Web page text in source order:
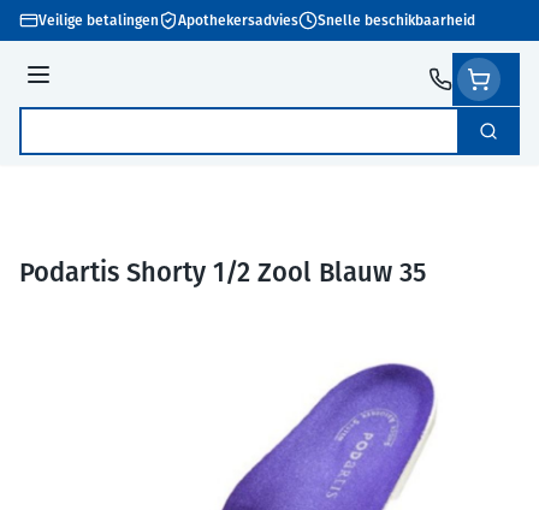
Ga naar de inhoud
Veilige betalingen Apothekersadvies Snelle beschikbaarheid
Menu
Zoek
Podartis Shorty 1/2 Zool Blauw 35